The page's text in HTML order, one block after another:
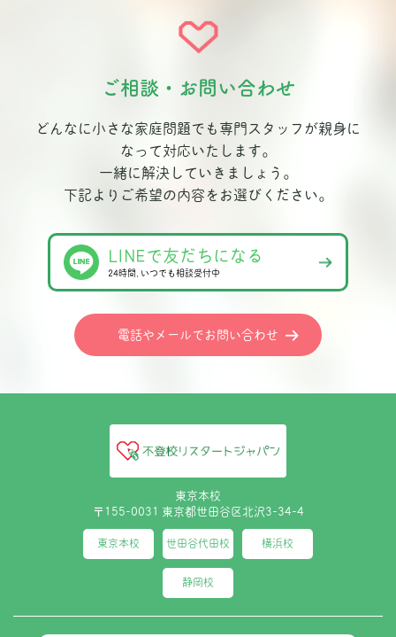
ご相談・お問い合わせ
どんなに小さな家庭問題でも専門スタッフが親身に
なって対応いたします。
一緒に解決していきましょう。
下記よりご希望の内容をお選びください。
LINEで友だちになる
24時間､いつでも相談受付中
電話やメールでお問い合わせ
東京本校
〒155-0031 東京都世田谷区北沢3-34-4
東京本校 世田谷代田校 横浜校
静岡校